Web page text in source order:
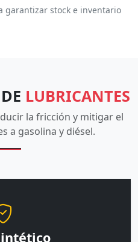
garantizar stock e inventario
LUBRICANTES
la fricción y mitigar el
a gasolina y diésel.